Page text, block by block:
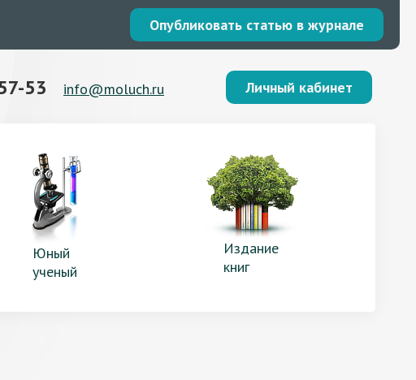
Опубликовать статью в журнале
53 info@moluch.ru Личный кабинет
Юный
ученый
Издание
книг